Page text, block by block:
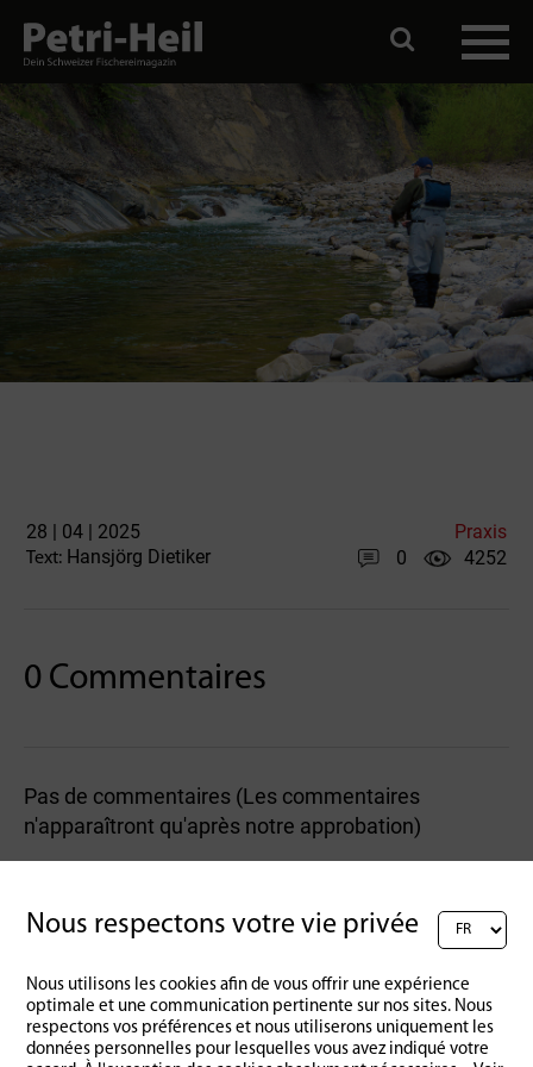
28 | 04 | 2025 Praxis
Text: Hansjörg Dietiker 0 4252
0 Commentaires
Pas de commentaires (Les commentaires
n'apparaîtront qu'après notre approbation)
Rédigez un commentaire :
Nous respectons votre vie privée
Nous utilisons les cookies afin de vous offrir une expérience
optimale et une communication pertinente sur nos sites. Nous
respectons vos préférences et nous utiliserons uniquement les
données personnelles pour lesquelles vous avez indiqué votre